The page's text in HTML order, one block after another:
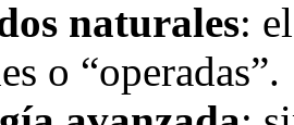
naturales:
o “operadas”.